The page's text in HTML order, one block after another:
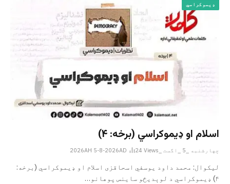
ډیموکراسي
اسلام او ډیموکراسي (برخه: ۴)
چهارشنبه _5 _اگست _2026AH 5-8-2026AD 24 Views
لیکوال: محمد داود یوسفي اسحاقزی اسلام او ډیموکراسي (برخه:
۴) ډیموکراسي د لوېدیځو ساینس پوهانو…